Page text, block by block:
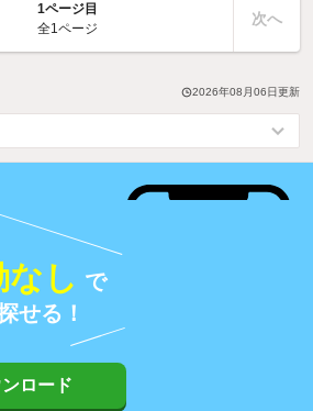
1ページ目
全1ページ
次へ
2026年08月06日更新
し で
せる！
ロード